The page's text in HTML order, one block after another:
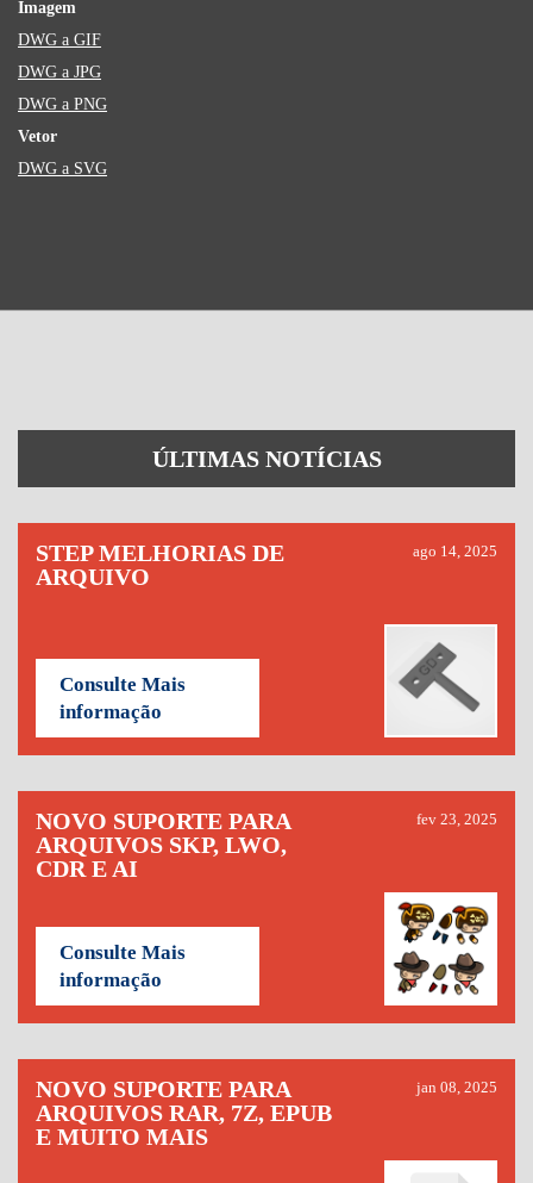
Imagem
DWG a GIF
DWG a JPG
DWG a PNG
Vetor
DWG a SVG
ÚLTIMAS NOTÍCIAS
STEP MELHORIAS DE
ARQUIVO
ago 14, 2025
Consulte Mais
informação
NOVO SUPORTE PARA
ARQUIVOS SKP, LWO,
CDR E AI
fev 23, 2025
Consulte Mais
informação
NOVO SUPORTE PARA
ARQUIVOS RAR, 7Z, EPUB
E MUITO MAIS
jan 08, 2025